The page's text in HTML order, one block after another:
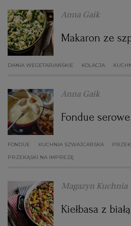
Anna Gaik
Makaron ze
DANIA WEGETARIAŃSKIE KOLACJA
Anna Gaik
Fondue serowe
FONDUE KUCHNIA SZWAJCARSKA
PRZEKĄSKI NA IMPREZĘ
Magazyn Kuchnia
Kiełbasa z